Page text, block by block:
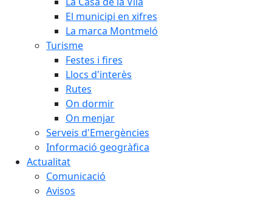
El municipi en xifres
La marca Montmeló
Turisme
Festes i fires
Llocs d'interès
Rutes
On dormir
On menjar
Serveis d'Emergències
Informació geogràfica
Actualitat
Comunicació
Avisos